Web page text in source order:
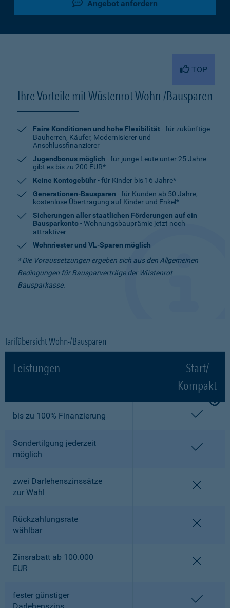
Angebot anfordern
TOP
Ihre Vorteile mit Wüstenrot Wohn-/Bausparen
Faire Konditionen und hohe Flexibilität- für zukünftige
Bauherren, Käufer, Modernisierer und
Anschlussfinanzierer
Jugendbonus möglich - für junge Leute unter 25 Jahre
gibt es bis zu 200 EUR*
Keine Kontogebühr- für Kinder bis 16 Jahre*
Generationen-Bausparen - für Kunden ab 50 Jahre,
kostenlose Übertragung auf Kinder und Enkel*
Sicherungen aller staatlichen Förderungen auf ein
Bausparkonto- Wohnungsbauprämie jetzt noch
attraktiver
Wohnriester und VL-Sparen möglich
* Die Voraussetzungen ergeben sich aus den Allgemeinen
Bedingungen für Bausparverträge der Wüstenrot
Bausparkasse.
Tarifübersicht Wohn-/Bausparen
Leistungen
Start/
Kompakt
bis zu 100% Finanzierung
Sondertilgung jederzeit
möglich
zwei Darlehenszinssätze
zur Wahl
Rückzahlungsrate
wählbar
Zinsrabatt ab 100.000
EUR
fester günstiger